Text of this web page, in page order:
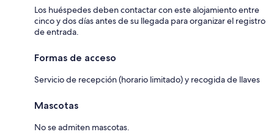
Los huéspedes deben contactar con este alojamiento entre
cinco y dos días antes de su llegada para organizar el registro
de entrada.
Formas de acceso
Servicio de recepción (horario limitado) y recogida de llaves
Mascotas
No se admiten mascotas.